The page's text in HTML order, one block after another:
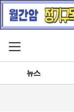
메뉴 열기
뉴스